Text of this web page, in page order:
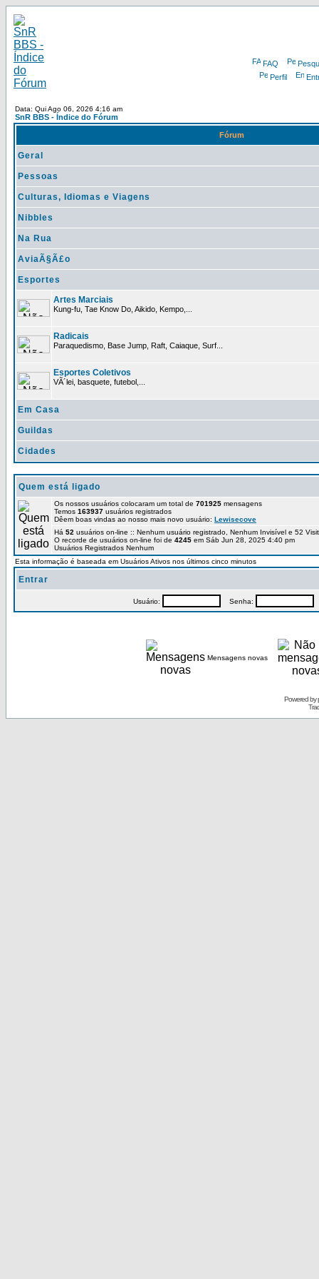
FAQ
Perfil
Data: Qui Ago 06, 2026 4:16 am
SnR BBS - Índice do Fórum
Fórum
Geral
Pessoas
Culturas, Idiomas e Viagens
Nibbles
Na Rua
AviaÃ§Ã£o
Esportes
Artes Marciais
Kung-fu, Tae Know Do, Aikido, Kempo,...
Radicais
Paraquedismo, Base Jump, Raft, Caiaque, Surf...
Esportes Coletivos
VÃ´lei, basquete, futebol,...
Em Casa
Guildas
Cidades
Quem está ligado
Os nossos usuários colocaram um total de 701925 mensagens
Temos 163937 usuários registrados
Dêem boas vindas ao nosso mais novo usuário: Lewisecove
Há 52 usuários on-line :: Nenhum usuário registrado, Nenhum Invisível e 52
O recorde de usuários on-line foi de 4245 em Sáb Jun 28, 2025 4:40 pm
Usuários Registrados Nenhum
Esta informação é baseada em Usuários Ativos nos últimos cinco minutos
Entrar
Usuário: Senha:
Mensagens novas
Powered by